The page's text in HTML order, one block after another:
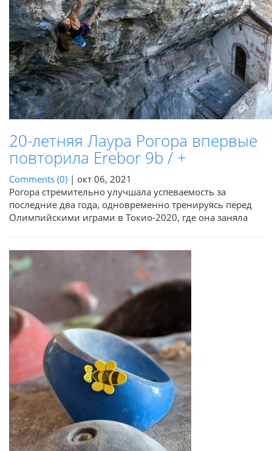
20-летняя Лаура Рогора впервые
повторила Erebor 9b / +
Comments (0) | окт 06, 2021
Рогора стремительно улучшала успеваемость за
последние два года, одновременно тренируясь перед
Олимпийскими играми в Токио-2020, где она заняла